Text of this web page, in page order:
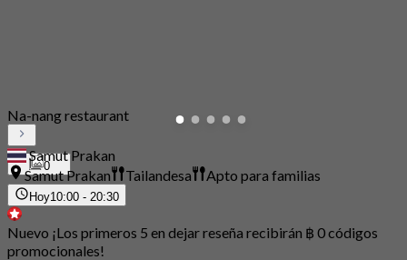
0
Na-nang restaurant
Samut Prakan
Samut Prakan
Tailandesa Apto para familias
Hoy10:00 - 20:30
Nuevo ¡Los primeros 5 en dejar reseña recibirán ฿ 0 códigos
promocionales!